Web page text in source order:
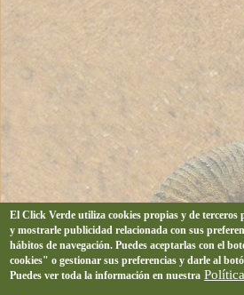
El Click Verde utiliza cookies propias y de terceros
y mostrarle publicidad relacionada con sus
hábitos de navegación. Puedes aceptarlas con el
cookies" o gestionar sus preferencias y darle al
Puedes ver toda la información en nuestra